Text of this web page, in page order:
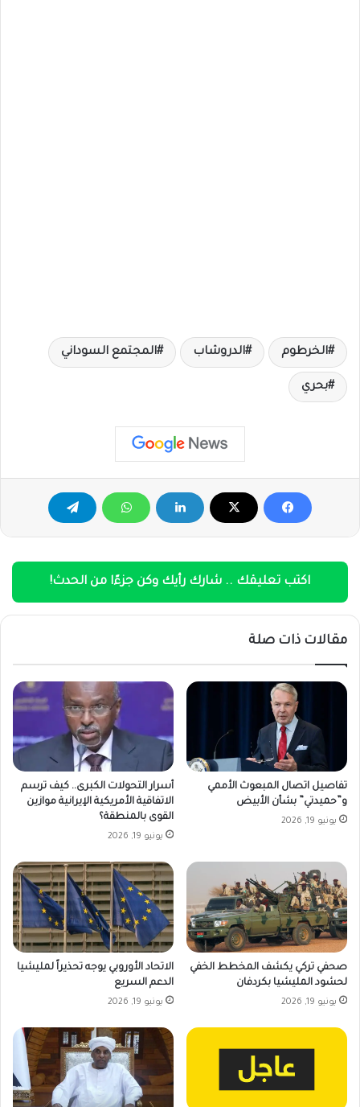
الخرطوم الدروشاب المجتمع السوداني
بحري
اكتب تعليقك .. شارك رأيك وكن جزءًا من الحدث!
مقالات ذات صلة
تفاصيل اتصال المبعوث الأممي
و”حميدتي” بشأن الأبيض
يونيو 19, 2026
أسرار التحولات الكبرى.. كيف ترسم
الاتفاقية الأمريكية الإيرانية موازين
القوى بالمنطقة؟
يونيو 19, 2026
صحفي تركي يكشف المخطط الخفي
لحشود المليشيا بكردفان
يونيو 19, 2026
الاتحاد الأوروبي يوجه تحذيراً لمليشيا
الدعم السريع
يونيو 19, 2026